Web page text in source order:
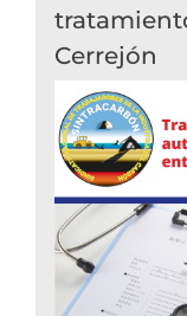
Cerrejón